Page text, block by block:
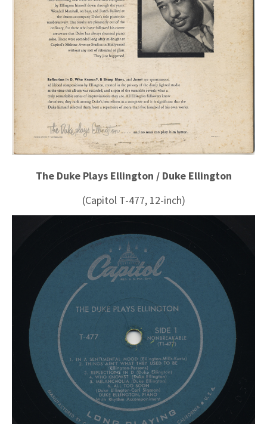
The Duke Plays Ellington / Duke Ellington
(Capitol T-477, 12-inch)